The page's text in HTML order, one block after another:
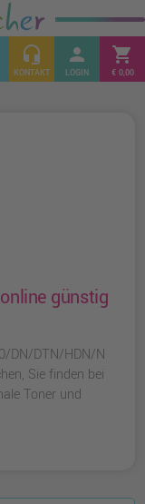
headset_mic
KONTAKT
person
LOGIN
shopping_cart
€ 0,00
günstig
DN/DTN/HDN/N
Sie finden bei
Toner und